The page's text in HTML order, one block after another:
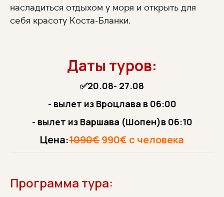
насладиться отдыхом у моря и открыть для
себя красоту Коста-Бланки.
Даты туров:
✅20.08- 27.08
- вылет из Вроцлава в 06:00
- вылет из Варшава (Шопен)в 06:10
Цена:1090€990€ с человека
Программа тура: